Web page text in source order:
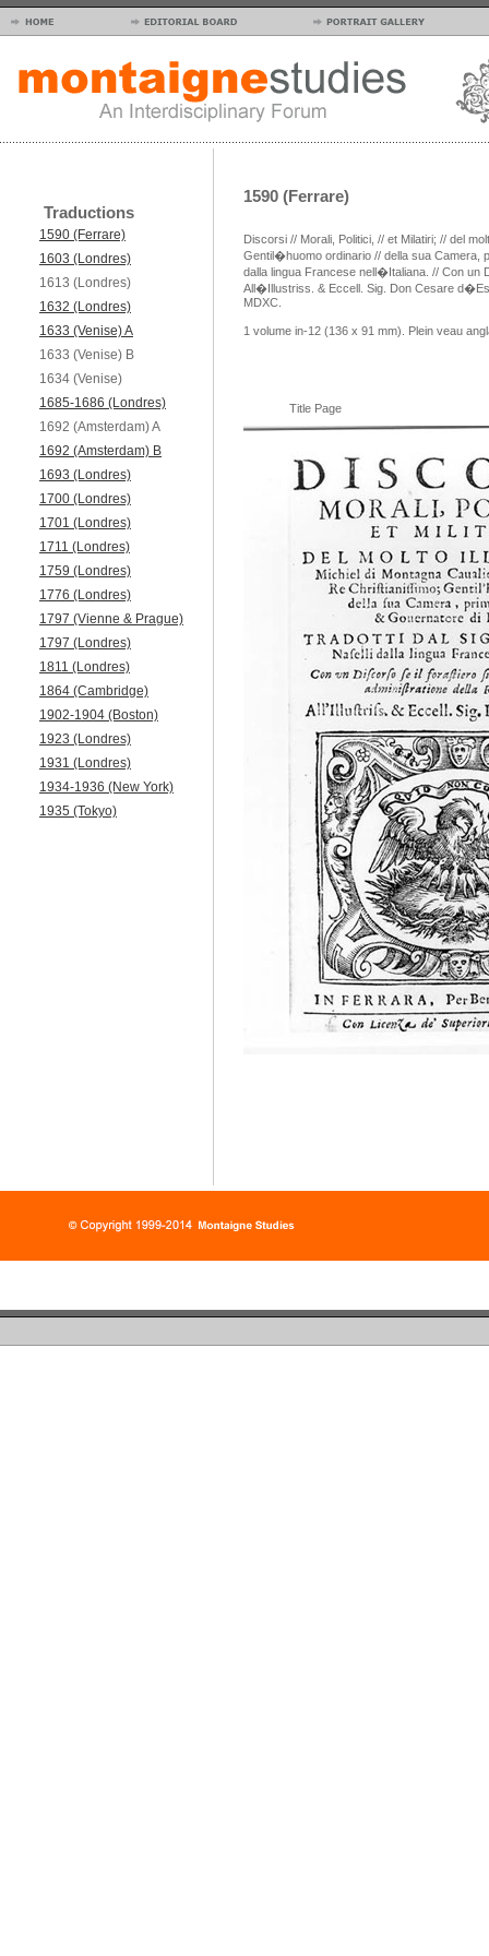
Traductions
1590 (Ferrare)
1603 (Londres)
1613 (Londres)
1632 (Londres)
1633 (Venise) A
1633 (Venise) B
1634 (Venise)
1685-1686 (Londres)
1692 (Amsterdam) A
1692 (Amsterdam) B
1693 (Londres)
1700 (Londres)
1701 (Londres)
1711 (Londres)
1759 (Londres)
1776 (Londres)
1797 (Vienne & Prague)
1797 (Londres)
1811 (Londres)
1864 (Cambridge)
1902-1904 (Boston)
1923 (Londres)
1931 (Londres)
1934-1936 (New York)
1935 (Tokyo)
1590 (Ferrare)
Discorsi // Morali, Politici, // et Milatiri; // del
Gentil�huomo ordinario // della sua Camera,
dalla lingua Francese nell�Italiana. // Con un
All�Illustriss. & Eccell. Sig. Don Cesare
MDXC.
1 volume in-12 (136 x 91 mm). Plein veau
Title Page